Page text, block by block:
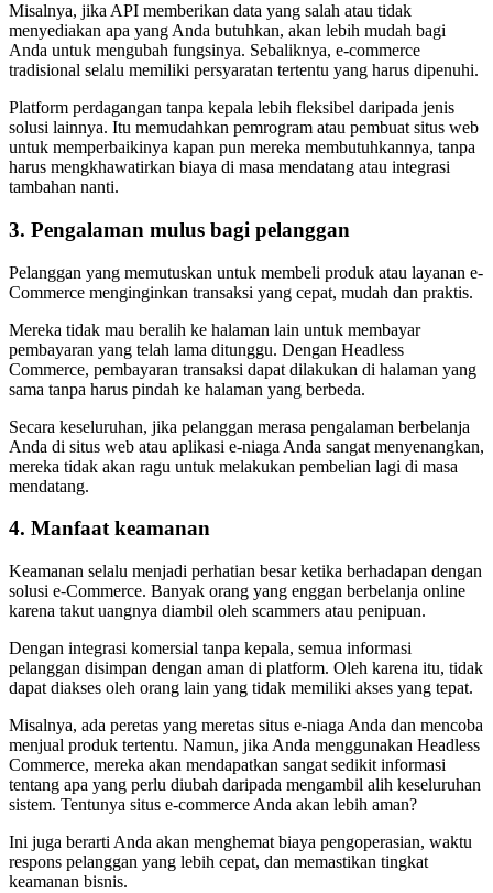
Misalnya, jika API memberikan data yang salah atau tidak
menyediakan apa yang Anda butuhkan, akan lebih mudah bagi
Anda untuk mengubah fungsinya. Sebaliknya, e-commerce
tradisional selalu memiliki persyaratan tertentu yang harus dipenuhi.
Platform perdagangan tanpa kepala lebih fleksibel daripada jenis
solusi lainnya. Itu memudahkan pemrogram atau pembuat situs web
untuk memperbaikinya kapan pun mereka membutuhkannya, tanpa
harus mengkhawatirkan biaya di masa mendatang atau integrasi
tambahan nanti.
3. Pengalaman mulus bagi pelanggan
Pelanggan yang memutuskan untuk membeli produk atau layanan e-
Commerce menginginkan transaksi yang cepat, mudah dan praktis.
Mereka tidak mau beralih ke halaman lain untuk membayar
pembayaran yang telah lama ditunggu. Dengan Headless
Commerce, pembayaran transaksi dapat dilakukan di halaman yang
sama tanpa harus pindah ke halaman yang berbeda.
Secara keseluruhan, jika pelanggan merasa pengalaman berbelanja
Anda di situs web atau aplikasi e-niaga Anda sangat menyenangkan,
mereka tidak akan ragu untuk melakukan pembelian lagi di masa
mendatang.
4. Manfaat keamanan
Keamanan selalu menjadi perhatian besar ketika berhadapan dengan
solusi e-Commerce. Banyak orang yang enggan berbelanja online
karena takut uangnya diambil oleh scammers atau penipuan.
Dengan integrasi komersial tanpa kepala, semua informasi
pelanggan disimpan dengan aman di platform. Oleh karena itu, tidak
dapat diakses oleh orang lain yang tidak memiliki akses yang tepat.
Misalnya, ada peretas yang meretas situs e-niaga Anda dan mencoba
menjual produk tertentu. Namun, jika Anda menggunakan Headless
Commerce, mereka akan mendapatkan sangat sedikit informasi
tentang apa yang perlu diubah daripada mengambil alih keseluruhan
sistem. Tentunya situs e-commerce Anda akan lebih aman?
Ini juga berarti Anda akan menghemat biaya pengoperasian, waktu
respons pelanggan yang lebih cepat, dan memastikan tingkat
keamanan bisnis.